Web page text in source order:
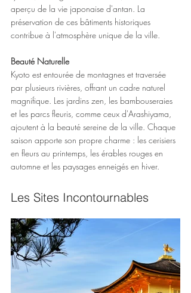
aperçu de la vie japonaise d'antan. La
préservation de ces bâtiments historiques
contribue à l'atmosphère unique de la ville.
Beauté Naturelle
Kyoto est entourée de montagnes et traversée
par plusieurs rivières, offrant un cadre naturel
magnifique. Les jardins zen, les bambouseraies
et les parcs fleuris, comme ceux d'Arashiyama,
ajoutent à la beauté sereine de la ville. Chaque
saison apporte son propre charme : les cerisiers
en fleurs au printemps, les érables rouges en
automne et les paysages enneigés en hiver.
Les Sites Incontournables